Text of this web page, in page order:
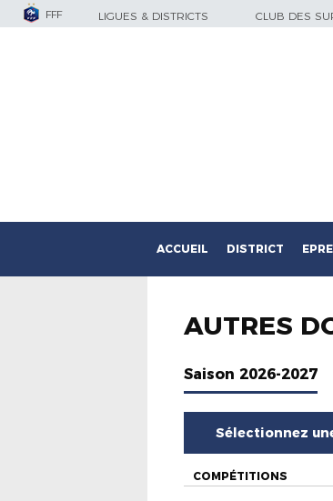
FFF LIGUES & DISTRICTS CLUB DES
ACCUEIL DISTRICT
AUTRES
Saison 2026-2027
Sélectionnez
COMPÉTITIONS